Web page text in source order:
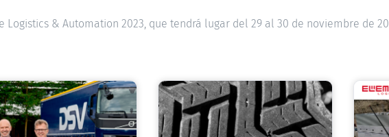
& Automation 2023, que tendrá lugar del 29 al 30 de noviembre de